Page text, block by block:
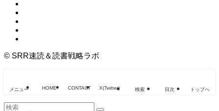
© SRR速読＆読書戦略ラボ
メニュー HOME CONTACT X(Twitter) 検索 目次 トップへ